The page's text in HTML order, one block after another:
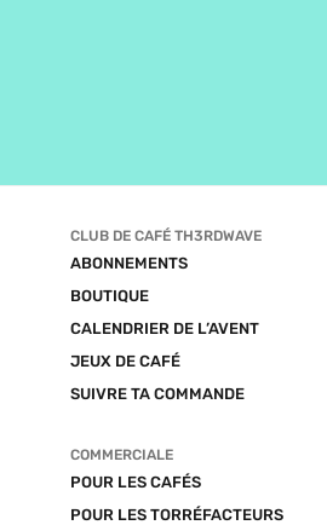
CLUB DE CAFÉ TH3RDWAVE
ABONNEMENTS
BOUTIQUE
CALENDRIER DE L’AVENT
JEUX DE CAFÉ
SUIVRE TA COMMANDE
COMMERCIALE
POUR LES CAFÉS
POUR LES TORRÉFACTEURS